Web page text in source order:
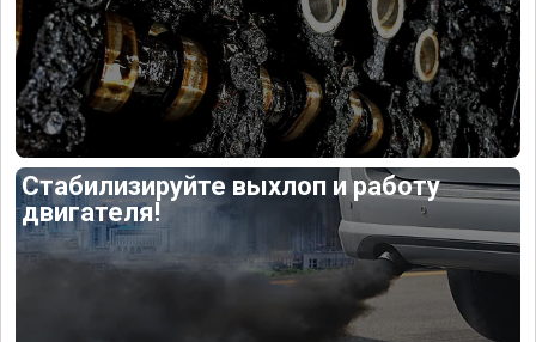
Стабилизируйте выхлоп и работу
двигателя!